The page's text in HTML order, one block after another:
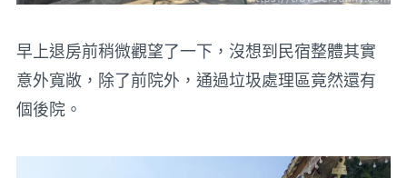
早上退房前稍微觀望了一下，沒想到民宿整體其實
意外寬敞，除了前院外，通過垃圾處理區竟然還有
個後院。